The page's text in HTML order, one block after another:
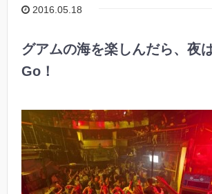
2016.05.18
グアムの海を楽しんだら、夜
Go！